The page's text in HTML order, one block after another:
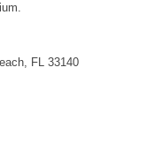
FL 33140